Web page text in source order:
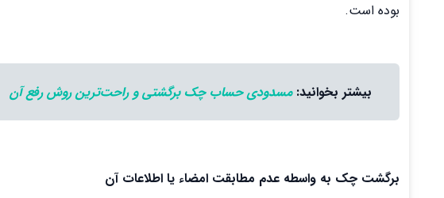
بوده است.
بیشتر بخوانید:مسدودی حساب چک برگشتی و راحت‌ترین روش رفع آن
برگشت چک به واسطه عدم مطابقت امضاء یا اطلاعات آن